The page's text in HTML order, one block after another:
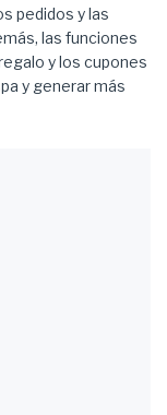
pedidos y las
las funciones
y los cupones
y generar más